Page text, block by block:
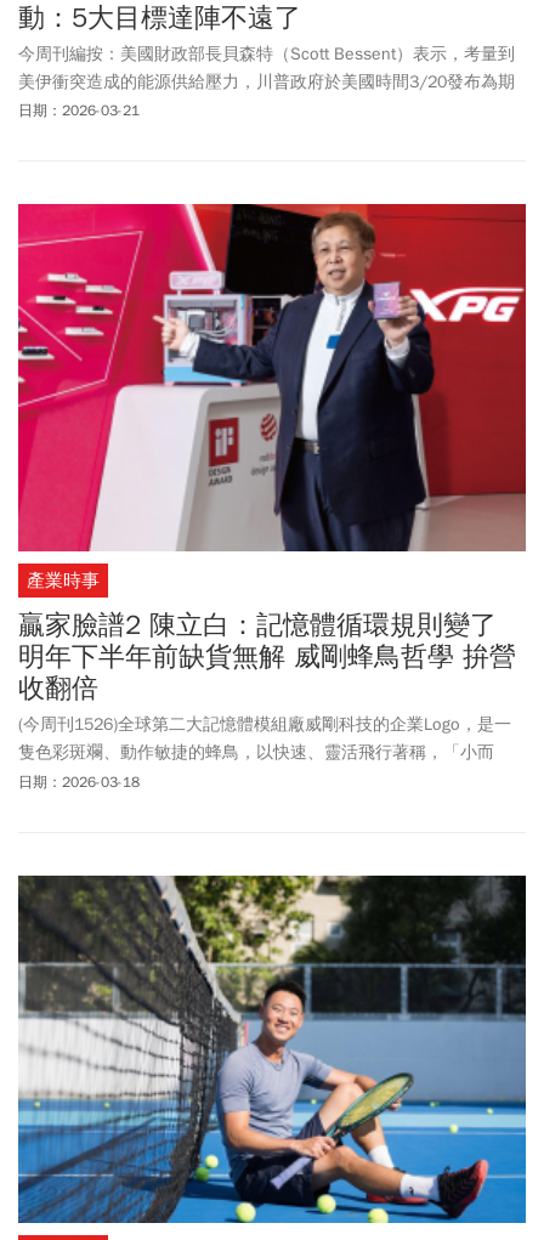
動：5大目標達陣不遠了
今周刊編按：美國財政部長貝森特（Scott Bessent）表示，考量到
美伊衝突造成的能源供給壓力，川普政府於美國時間3/20發布為期
30日的制裁豁免，允許出售自3/20~4/19乘載於海上的伊朗石油，
日期：2026-03-21
產業時事
贏家臉譜2 陳立白：記憶體循環規則變了
明年下半年前缺貨無解 威剛蜂鳥哲學 拚營
收翻倍
(今周刊1526)全球第二大記憶體模組廠威剛科技的企業Logo，是一
隻色彩斑斕、動作敏捷的蜂鳥，以快速、靈活飛行著稱，「小而
快」的特性，正好完美詮釋了董事長陳立白的經營哲學。
日期：2026-03-18